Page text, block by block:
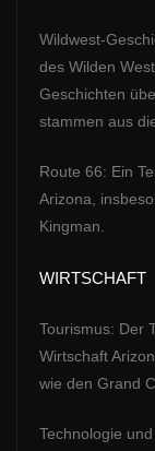
Wildwest-
des Wilden
Geschichten
stammen aus
Route 66: Ein
Arizona,
Kingman.
WIRTSCHAFT
Tourismus: Der
Wirtschaft
wie den Grand
Technologie